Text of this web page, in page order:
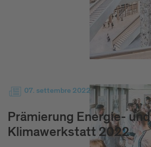
07. settembre 2022
Prämierung Energie- und
Klimawerkstatt 2022